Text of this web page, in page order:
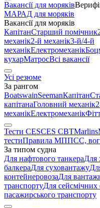
Вакансії для моряків
МАРАД для моряків
Вакансії для моряків
КапітанСтарший помічник
механік2-й механік3-й/4-й
механікЕлектромеханік
кухарМатросВсі вакансії
Усі резюме
За рангом
BoatswainSeemanКапітан
капітанаГоловний механік
механікЕлектромеханік
Тести CESCES CBTMarlins
тестиПравила МППСС,
За типом судна
Для нафтового танкераДля
балкераДля суховантажу
контейнеровозаДля
транспортуДля сейсмічних
пасажирського транспорту